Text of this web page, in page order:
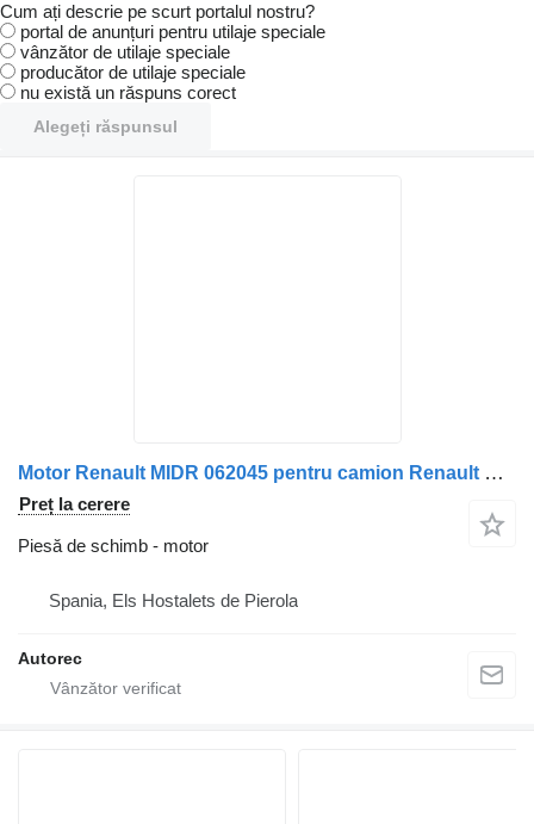
Cum ați descrie pe scurt portalul nostru?
portal de anunțuri pentru utilaje speciale
vânzător de utilaje speciale
producător de utilaje speciale
nu există un răspuns corect
Alegeți răspunsul
Motor Renault MIDR 062045 pentru camion Renault G G290
Preț la cerere
Piesă de schimb - motor
Spania, Els Hostalets de Pierola
Autorec